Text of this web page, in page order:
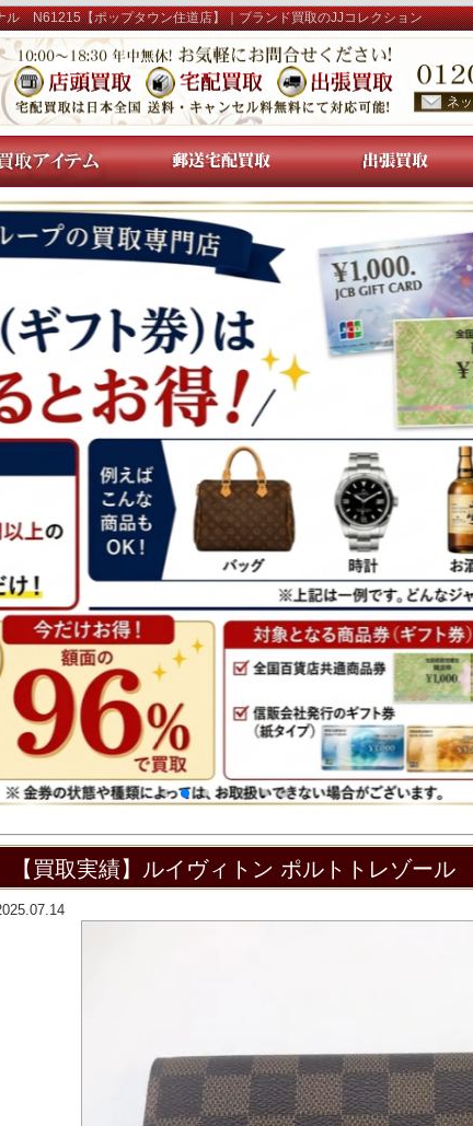
N61215【ポップタウン住道店】｜ブランド買取のJJコレクション
【買取実績】ルイヴィトン ポルトトレゾー